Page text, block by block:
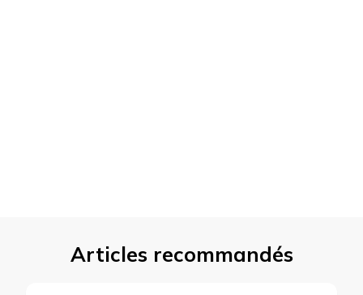
Articles recommandés